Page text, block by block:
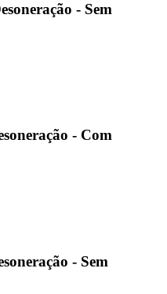
- Sem
- Com
- Sem